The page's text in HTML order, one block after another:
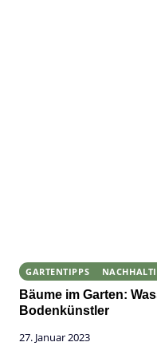
GARTENTIPPS
Bäume im Garten:
Bodenkünstler
27. Januar 2023